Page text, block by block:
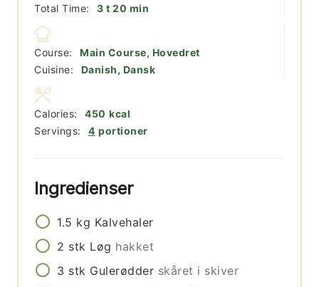
Total Time:
3timer
t 20 minutter
min
Course:
Main Course, Hovedret
Cuisine:
Danish, Dansk
Servings: 4 portioner
Calories: 450 kcal
Ingredienser
1.5 kg Kalvehaler
2 stk Løg hakket
3 stk Gulerødder skåret i skiver